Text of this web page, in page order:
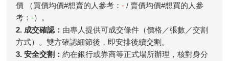
價 （買價均價#想賣的人參考： - / 賣價均價#想買的人參
考： -）。
2. 成交確認： 由專人提供可成交條件（價格／張數／交割
方式）。雙方確認細節後，即安排後續交割。
3. 安全交割： 約在銀行或券商等正式場所辦理，核對身分